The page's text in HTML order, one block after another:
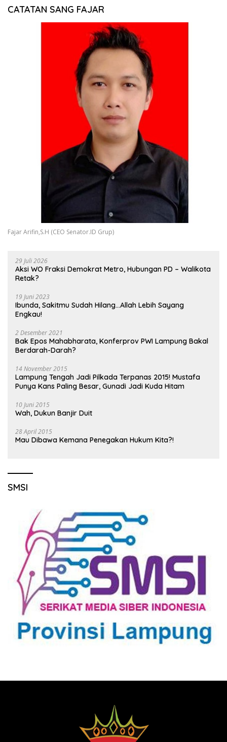
CATATAN SANG FAJAR
Fajar Arifin,S.H (CEO Senator.ID Grup)
29 Juli 2026
Aksi WO Fraksi Demokrat Metro, Hubungan PD – Walikota
Retak?
19 Juni 2023
Ibunda, Sakitmu Sudah Hilang…Allah Lebih Sayang
Engkau!
2 Desember 2021
Bak Epos Mahabharata, Konferprov PWI Lampung Bakal
Berdarah-Darah?
14 November 2015
Lampung Tengah Jadi Pilkada Terpanas 2015! Mustafa
Punya Kans Paling Besar, Gunadi Jadi Kuda Hitam
10 Juni 2015
Wah, Dukun Banjir Duit
28 April 2015
Mau Dibawa Kemana Penegakan Hukum Kita?!
SMSI